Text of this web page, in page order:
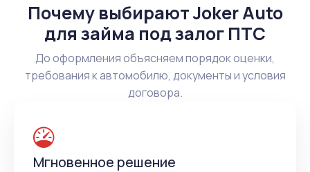
Почему выбирают Joker Auto
для займа под залог ПТС
До оформления объясняем порядок оценки,
требования к автомобилю, документы и условия
договора.
Мгновенное решение